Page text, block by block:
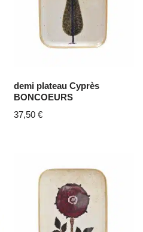
demi plateau Cyprès
BONCOEURS
37,50€